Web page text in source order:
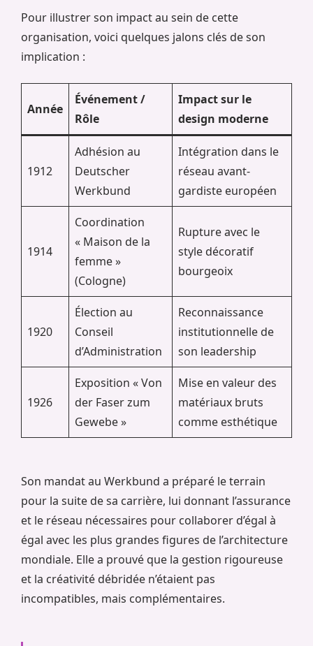
Pour illustrer son impact au sein de cette
organisation, voici quelques jalons clés de son
implication :
Année
Événement /
Rôle
Impact sur le
design moderne
1912
Adhésion au
Deutscher
Werkbund
Intégration dans le
réseau avant-
gardiste européen
1914
Coordination
« Maison de la
femme »
(Cologne)
Rupture avec le
style décoratif
bourgeoix
1920
Élection au
Conseil
d’Administration
Reconnaissance
institutionnelle de
son leadership
1926
Exposition « Von
der Faser zum
Gewebe »
Mise en valeur des
matériaux bruts
comme esthétique
Son mandat au Werkbund a préparé le terrain
pour la suite de sa carrière, lui donnant l’assurance
et le réseau nécessaires pour collaborer d’égal à
égal avec les plus grandes figures de l’architecture
mondiale. Elle a prouvé que la gestion rigoureuse
et la créativité débridée n’étaient pas
incompatibles, mais complémentaires.